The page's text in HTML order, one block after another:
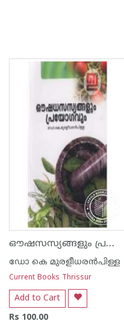
ഔഷസസ്യങ്ങളും പ്രയോഗങ്ങളും
ഡോ കെ മുരളീധര‌ന്‍പിള്ള
Current Books Thrissur
Add to Cart
Rs 100.00